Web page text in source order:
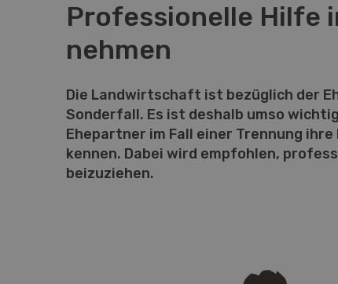
Professionelle Hilfe
nehmen
Die Landwirtschaft ist bezüglich der
Sonderfall. Es ist deshalb umso
Ehepartner im Fall einer Trennung
kennen. Dabei wird empfohlen,
beizuziehen.